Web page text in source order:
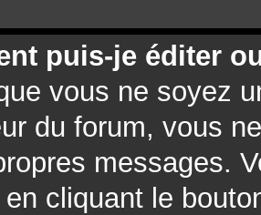
puis-je éditer
vous ne soyez
du forum, vous
messages.
cliquant le